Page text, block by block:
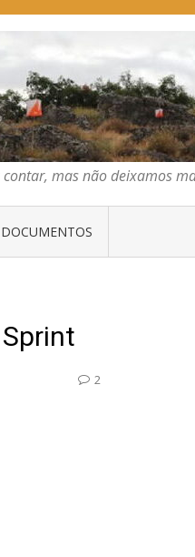
mais que algumas
mas não deixamos
DOCUMENTOS
2